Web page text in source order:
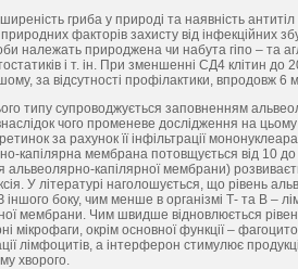
гриба у природі та наявність
факторів захисту від інфекційних
належать природжена чи набута гіпо – та
і т. ін. При зменшенні СД4 клітин
за відсутності профілактики, впродовж
типу супроводжується заповненням
чого променеве дослідження на
за рахунок її інфільтрації
капілярна мембрана потовщується від 10 до
капілярної мембрани)
У літературі наголошується, що рівень
іншого боку, чим менше в організмі Т- та В –
мембрани. Чим швидше відновлюється
мікрофаги, окрім основної функції –
лімфоцитів, а інтерферон стимулює
хворого.